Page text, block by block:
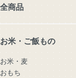
全商品
お米・ご飯もの
お米・麦
おもち